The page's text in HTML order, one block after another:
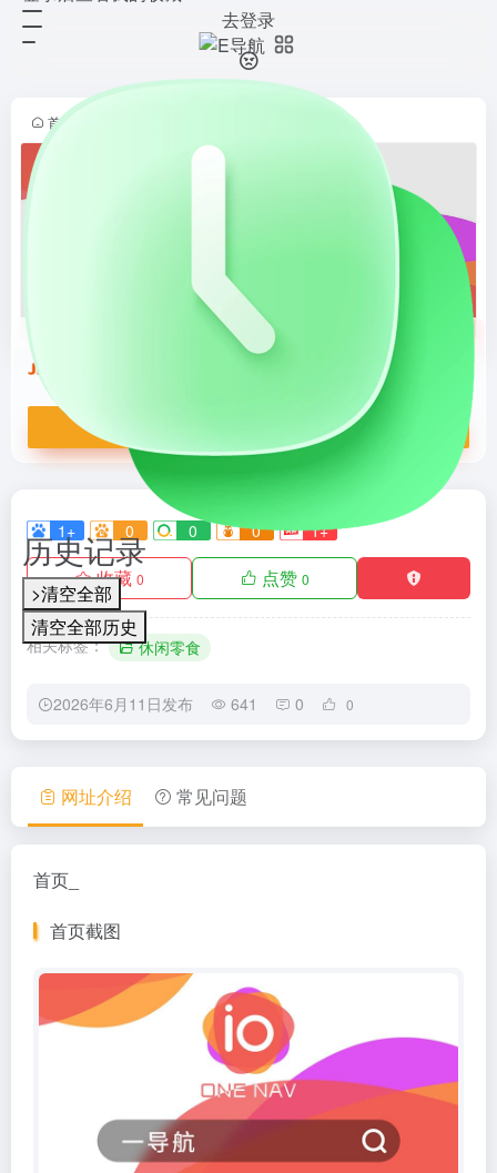
去登录
历史记录
>清空全部
清空全部历史
首页
1+ 0 0 0 1+
收藏 0 点赞 0
相关标签： 休闲零食
2026年6月11日发布 641 0 0
网址介绍 常见问题
首页_
首页截图